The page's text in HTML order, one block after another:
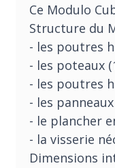
Ce Modulo
Structure du
- les poutres
- les poteaux
- les poutres
- les
- le plancher
- la visserie
Dimensions